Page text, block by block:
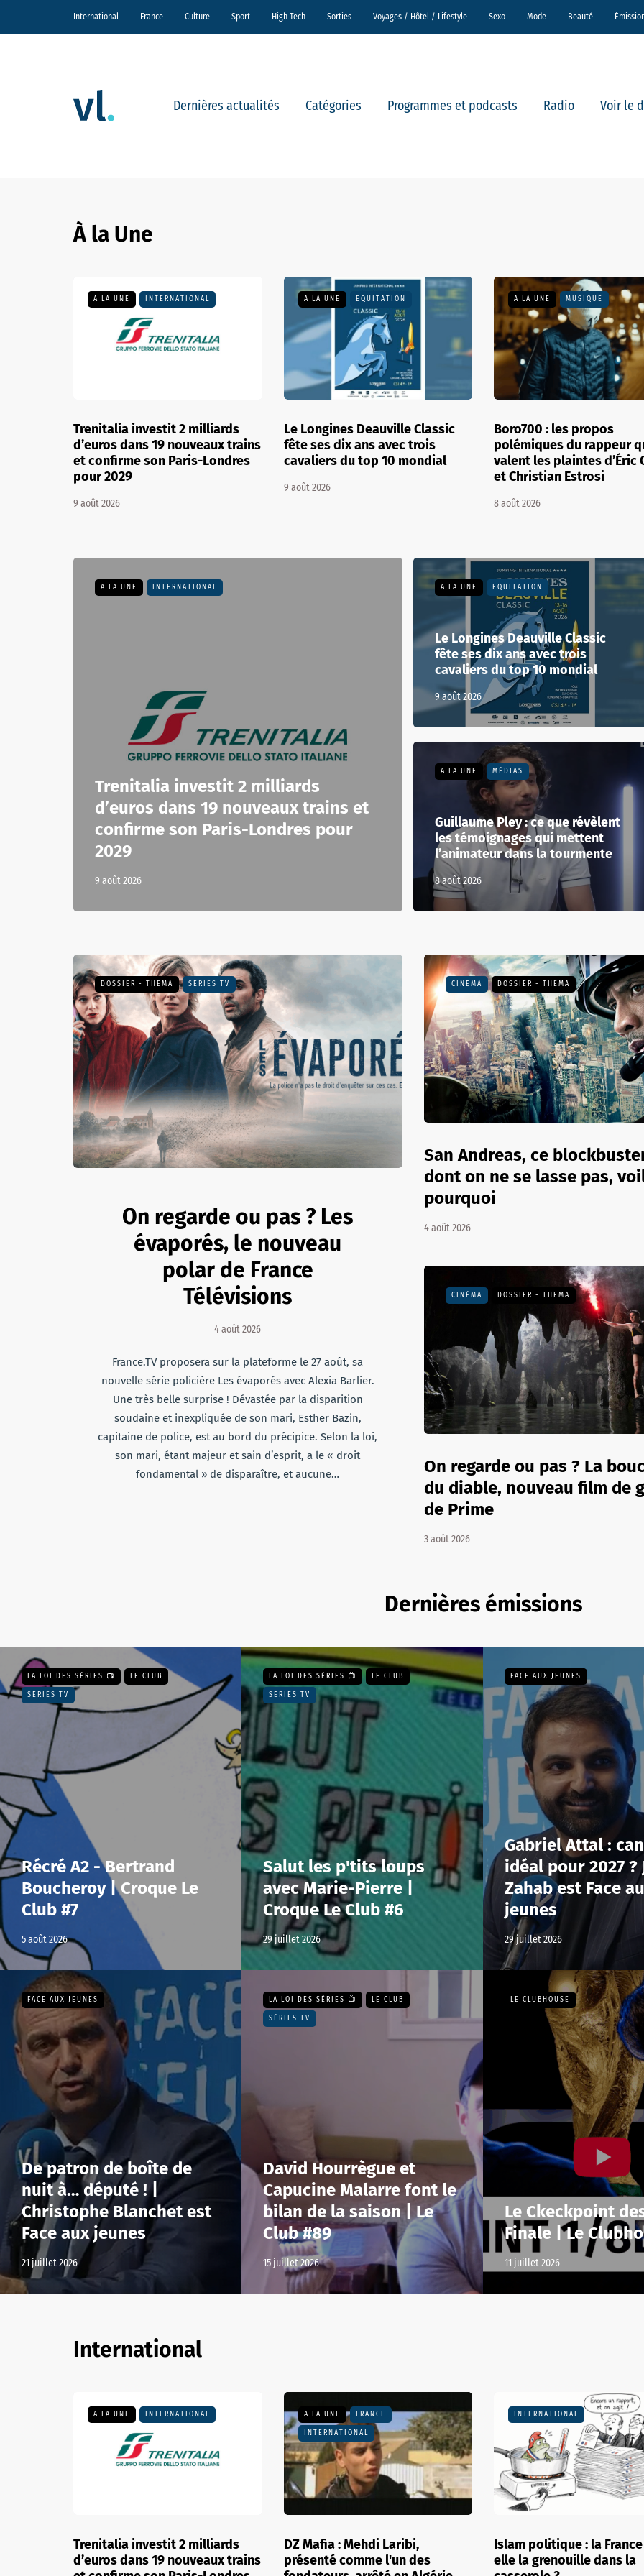
International France Culture Sport High Tech Sorties Voyages / Hôtel / Lifestyle Sexo Mode Beauté
Dernières actualités Catégories Programmes et podcasts Radio Voir le
À la Une
A LA UNE SÉRIES TV
Une actrice de la série HPI en
difficultés financières lance un
appel aux dons
7 août 2026
A LA UNE FAITS DIVERS
Jul contraint de quitter
Marseille : l'un de ses proches
l'aurait trahi
7 août 2026
A LA UNE FRANCE
Jean Imbert placé sous
de témoin assisté : ce
change
A LA UNE INTERNATIONAL
Trenitalia investit 2 milliards
d’euros dans 19 nouveaux trains et
confirme son Paris-Londres pour
2029
9 août 2026
A LA UNE EQUITATION
Le Longines Deauville Classic
fête ses dix ans avec trois
cavaliers du top 10 mondial
9 août 2026
A LA UNE MÉDIAS
Guillaume Pley : ce que révèlent
les témoignages qui mettent
l’animateur dans la tourmente
8 août 2026
DOSSIER - THEMA SÉRIES TV
On regarde ou pas ? Les
évaporés, le nouveau
polar de France
Télévisions
4 août 2026
France.TV proposera sur la plateforme le 27 août, sa
nouvelle série policière Les évaporés avec Alexia Barlier.
Une très belle surprise ! Dévastée par la disparition
soudaine et inexpliquée de son mari, Esther Bazin,
capitaine de police, est au bord du précipice. Selon la loi,
son mari, étant majeur et sain d’esprit, a le « droit
fondamental » de disparaître, et aucune…
CINÉMA DOSSIER - THEMA
San Andreas, ce
dont on ne se lasse pas,
pourquoi
4 août 2026
CINÉMA DOSSIER - THEMA
On regarde ou pas ? La
du diable, nouveau film de
de Prime
3 août 2026
Dernières émissions
LA LOI DES SÉRIES 📺 LE CLUB
SÉRIES TV
Récré A2 - Bertrand
Boucheroy | Croque Le
Club #7
5 août 2026
LA LOI DES SÉRIES 📺 LE CLUB
SÉRIES TV
Salut les p'tits loups
avec Marie-Pierre |
Croque Le Club #6
29 juillet 2026
FACE AUX JEUNES
Gabriel Attal :
idéal pour 2027 ?
Zahab est Face
jeunes
29 juillet 2026
FACE AUX JEUNES
De patron de boîte de
nuit à… député ! |
Christophe Blanchet est
Face aux jeunes
21 juillet 2026
LA LOI DES SÉRIES 📺 LE CLUB
SÉRIES TV
David Hourrègue et
Capucine Malarre font le
bilan de la saison | Le
Club #89
15 juillet 2026
LE CLUBHOUSE
Le Ckeckpoint
Finale | Le
11 juillet 2026
International
A LA UNE INTERNATIONAL
Miss Supranational : ce que
vous verrez dans ce concours
A LA UNE FOOT
INTERNATIONAL SPORT
"Privatisation du mondial" : que
cache vraiment ce projet
A LA UNE INTERNATIONAL
Trenitalia investit 2
d’euros dans 19 nouveaux